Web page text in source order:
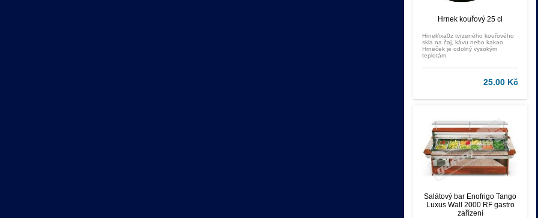
Hrnek kouřový 25 cl
Hrnek\xa0z tvrzeného kouřového
skla na čaj, kávu nebo kakao.
Hrneček je odolný vysokým
teplotám.
25.00 Kč
Salátový bar Enofrigo Tango
Luxus Wall 2000 RF gastro
zařízení